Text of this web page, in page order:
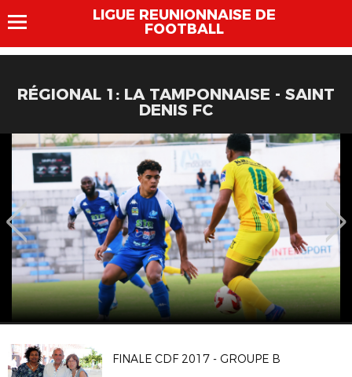
LIGUE REUNIONNAISE DE
FOOTBALL
RÉGIONAL 1: LA TAMPONNAISE - SAINT
DENIS FC
FINALE CDF 2017 - GROUPE B